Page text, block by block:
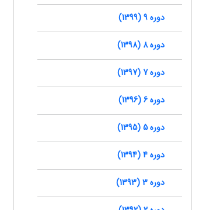
دوره 9 (1399)
دوره 8 (1398)
دوره 7 (1397)
دوره 6 (1396)
دوره 5 (1395)
دوره 4 (1394)
دوره 3 (1393)